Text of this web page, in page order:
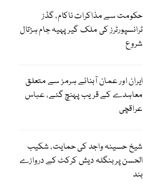
حکومت سے مذاکرات ناکام، گڈز
ٹرانسپورٹرز کی ملک گیر پہیہ جام ہڑتال
شروع
ایران اور عمان آبنائے ہرمز سے متعلق
معاہدے کے قریب پہنچ گئے، عباس
عراقچی
شیخ حسینہ واجد کی حمایت، شکیب
الحسن پر بنگلہ دیش کرکٹ کے دروازے
بند